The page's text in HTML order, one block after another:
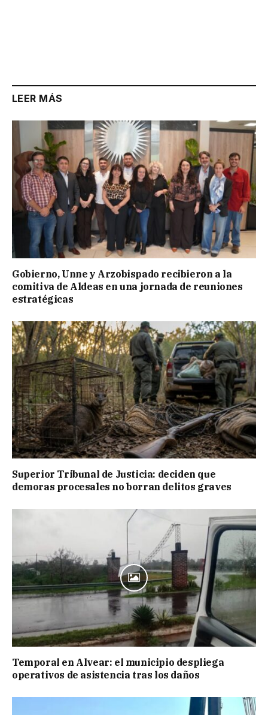
LEER MÁS
Gobierno, Unne y Arzobispado recibieron a la
comitiva de Aldeas en una jornada de reuniones
estratégicas
Superior Tribunal de Justicia: deciden que
demoras procesales no borran delitos graves
Temporal en Alvear: el municipio despliega
operativos de asistencia tras los daños